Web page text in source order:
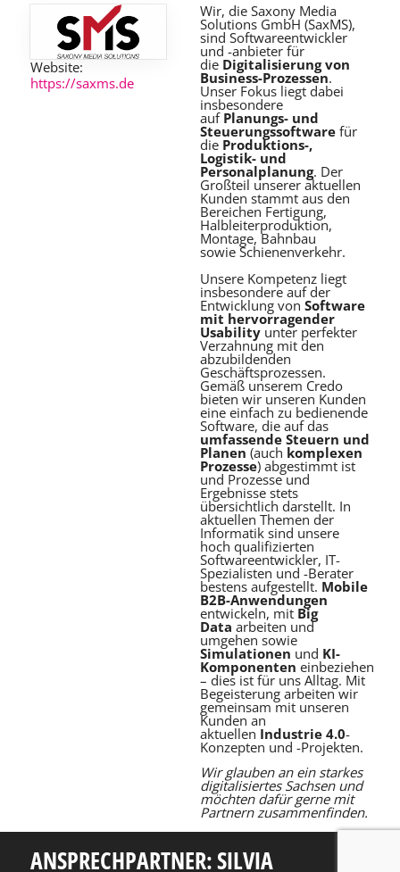
Website:
https://saxms.de
Wir, die Saxony Media
Solutions GmbH (SaxMS),
sind Softwareentwickler
und -anbieter für
die Digitalisierung von
Business-Prozessen.
Unser Fokus liegt dabei
insbesondere
auf Planungs- und
Steuerungssoftware für
die Produktions-,
Logistik- und
Personalplanung. Der
Großteil unserer aktuellen
Kunden stammt aus den
Bereichen Fertigung,
Halbleiterproduktion,
Montage, Bahnbau
sowie Schienenverkehr.
Unsere Kompetenz liegt
insbesondere auf der
Entwicklung vonSoftware
mit hervorragender
Usability unter perfekter
Verzahnung mit den
abzubildenden
Geschäftsprozessen.
Gemäß unserem Credo
bieten wir unseren Kunden
eine einfach zu bedienende
Software, die auf das
umfassende Steuern und
Planen (auch komplexen
Prozesse) abgestimmt ist
und Prozesse und
Ergebnisse stets
übersichtlich darstellt. In
aktuellen Themen der
Informatik sind unsere
hoch qualifizierten
Softwareentwickler, IT-
Spezialisten und -Berater
bestens aufgestellt. Mobile
B2B-Anwendungen
entwickeln, mit Big
Data arbeiten und
umgehen sowie
Simulationen und KI-
Komponenten einbeziehen
– dies ist für uns Alltag. Mit
Begeisterung arbeiten wir
gemeinsam mit unseren
Kunden an
aktuellen Industrie 4.0-
Konzepten und -Projekten.
Wir glauben an ein starkes
digitalisiertes Sachsen und
möchten dafür gerne mit
Partnern zusammenfinden.
ANSPRECHPARTNER: SILVIA